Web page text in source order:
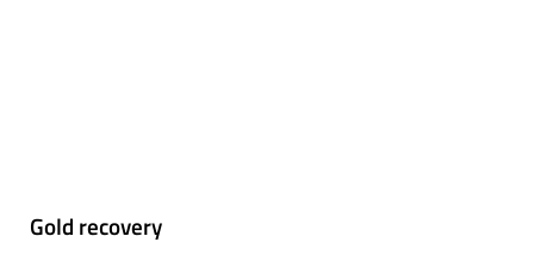
Gold recovery